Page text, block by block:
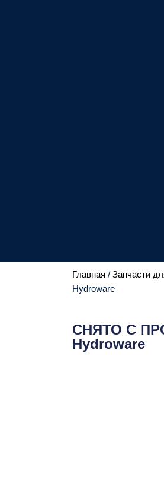
Главная / Запчасти
Hydroware
СНЯТО С
Hydroware